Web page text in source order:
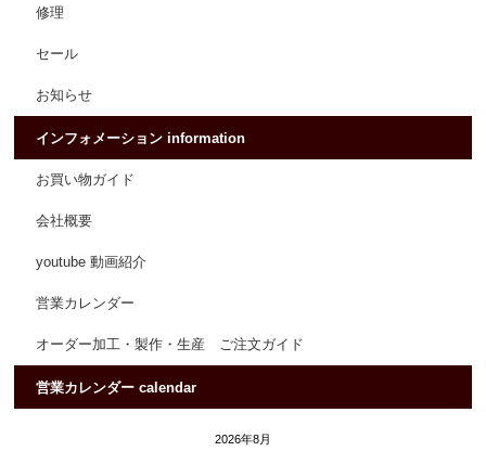
修理
セール
お知らせ
インフォメーション information
お買い物ガイド
会社概要
youtube 動画紹介
営業カレンダー
オーダー加工・製作・生産 ご注文ガイド
営業カレンダー calendar
2026年8月